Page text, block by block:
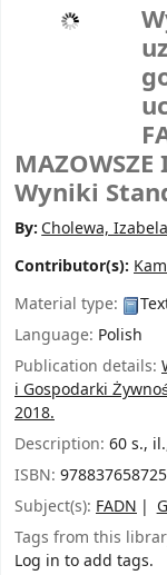
MAZOWSZE
Wyniki
By: Cholewa, Izabela
Contributor(s):
Material type:
Language: Polish
Publication details:
i Gospodarki
2018.
Description: 60 s.,
ISBN:
Subject(s): FADN
Tags from this
Log in to add tags.